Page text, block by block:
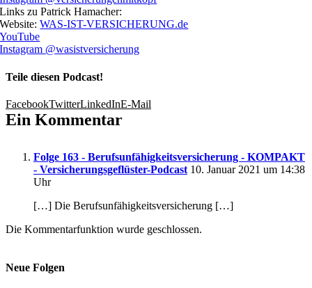
Links zu Patrick Hamacher:
Website:WAS-IST-VERSICHERUNG.de
YouTube
Instagram @wasistversicherung
Teile diesen Podcast!
FacebookTwitterLinkedInE-Mail
Ein Kommentar
Folge 163 - Berufsunfähigkeitsversicherung - KOMPAKT
- Versicherungsgeflüster-Podcast 10. Januar 2021 um 14:38
Uhr
[…] Die Berufsunfähigkeitsversicherung […]
Die Kommentarfunktion wurde geschlossen.
Neue Folgen